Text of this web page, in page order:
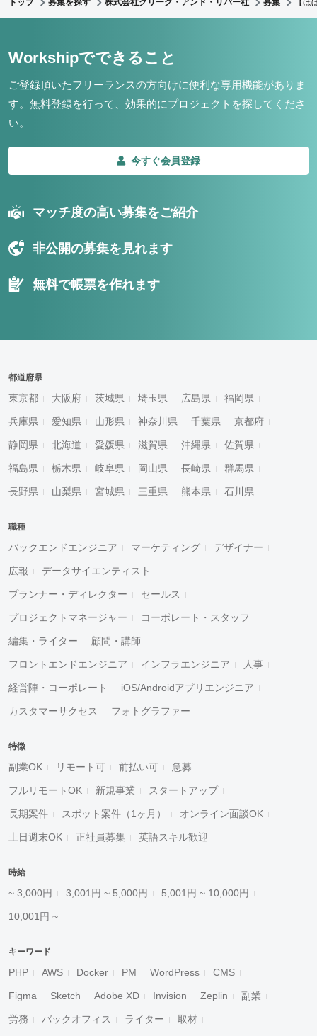
トップ 募集を探す 株式会社クリーク・アンド・リバー社 募集 【
Workshipでできること
ご登録頂いたフリーランスの方向けに便利な専用機能がありま
す。 無料登録を行って、効果的にプロジェクトを探してくださ
い。
今すぐ会員登録
マッチ度の高い募集をご紹介
非公開の募集を見れます
無料で帳票を作れます
都道府県
東京都 大阪府 茨城県 埼玉県 広島県 福岡県
兵庫県 愛知県 山形県 神奈川県 千葉県 京都府
静岡県 北海道 愛媛県 滋賀県 沖縄県 佐賀県
福島県 栃木県 岐阜県 岡山県 長崎県 群馬県
長野県 山梨県 宮城県 三重県 熊本県 石川県
職種
バックエンドエンジニア マーケティング デザイナー
広報 データサイエンティスト
プランナー・ディレクター セールス
プロジェクトマネージャー コーポレート・スタッフ
編集・ライター 顧問・講師
フロントエンドエンジニア インフラエンジニア 人事
経営陣・コーポレート iOS/Androidアプリエンジニア
カスタマーサクセス フォトグラファー
特徴
副業OK リモート可 前払い可 急募
フルリモートOK 新規事業 スタートアップ
長期案件 スポット案件（1ヶ月） オンライン面談OK
土日週末OK 正社員募集 英語スキル歓迎
時給
~ 3,000円 3,001円 ~ 5,000円 5,001円 ~ 10,000円
10,001円 ~
キーワード
PHP AWS Docker PM WordPress CMS
Figma Sketch Adobe XD Invision Zeplin 副業
労務 バックオフィス ライター 取材